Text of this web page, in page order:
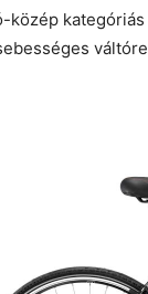
közép